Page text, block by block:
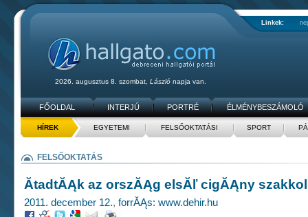
Linkek:
2026. augusztus 8. szombat, László napja van.
FŐOLDAL INTERJÚ PORTRÉ ÉLMÉNYBESZÁMOLÓ
HÍREK EGYETEMI FELSŐOKTATÁSI SPORT
FELSŐOKTATÁS
ĂtadtĂĄk az orszĂĄg elsĂľ cigĂĄny
2011. december 12., forrĂĄs: www.dehir.hu